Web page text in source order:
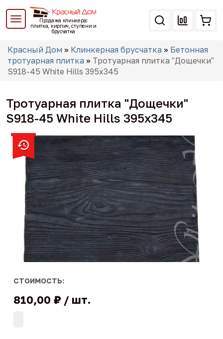
Перейти
основному
Продажа клинкера:
плитка, кирпич, ступени и
брусчатка
Вы
здесь
Красный Дом » Клинкерная брусчатка » Бетонная
тротуарная плитка » Тротуарная плитка "Дощечки"
S918-45 White Hills 395х345
Тротуарная плитка "Дощечки"
S918-45 White Hills 395х345
СТОИМОСТЬ:
810,00 ₽ шт.